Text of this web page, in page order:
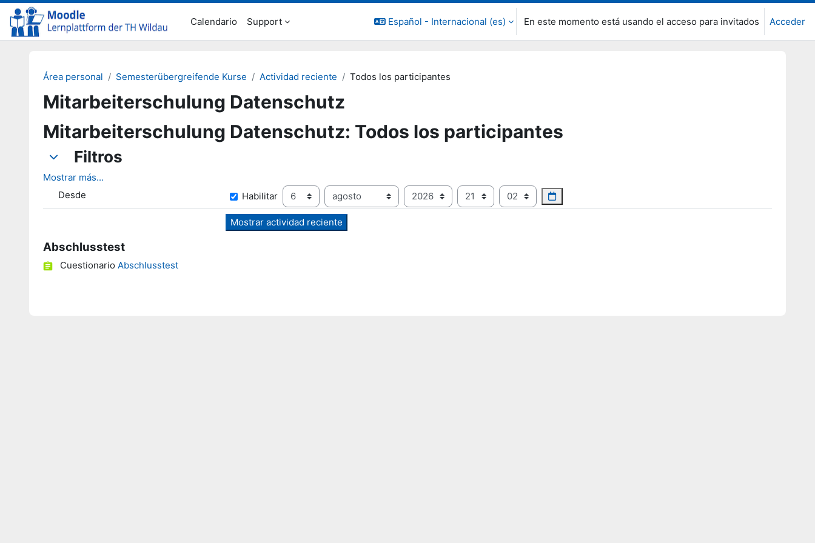
Salta al contenido principal
Calendario
Support Español - Internacional ‎(es)‎ En este momento está usando el acceso para invitados Acceder
Área personal Semesterübergreifende Kurse Actividad reciente Todos los participantes
Mitarbeiterschulung Datenschutz
Mitarbeiterschulung Datenschutz: Todos los participantes
Filtros
Filtros Filtros
Mostrar más...
Desde
Desde
Habilitar Día Mes Año Hora Minuto
Abschlusstest
Cuestionario Abschlusstest